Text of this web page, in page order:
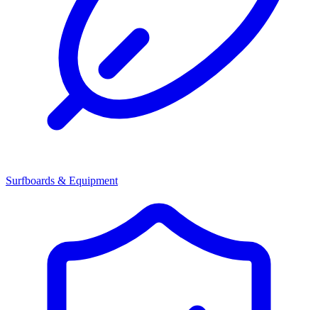
Surfboards & Equipment